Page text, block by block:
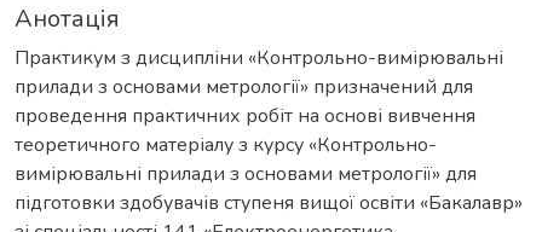
Анотація
Практикум з дисципліни «Контрольно-вимірювальні
прилади з основами метрології» призначений для
проведення практичних робіт на основі вивчення
теоретичного матеріалу з курсу «Контрольно-
вимірювальні прилади з основами метрології» для
підготовки здобувачів ступеня вищої освіти «Бакалавр»